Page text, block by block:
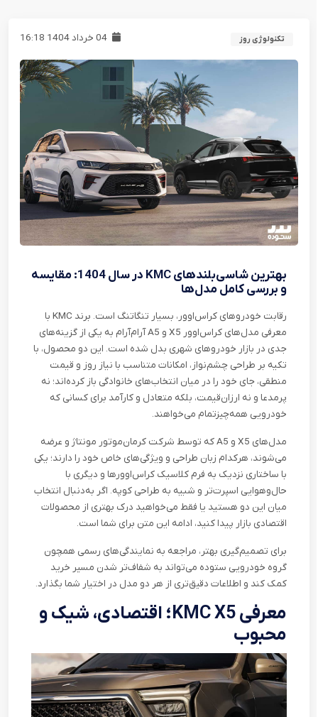
تکنولوژی روز
بهترین شاسی‌بلندهای KMC در سال 1404: مقایسه
و بررسی کامل مدل‌ها
رقابت خودروهای کراس‌اوور، بسیار تنگاتنگ است. برند KMC با
معرفی مدل‌های کراس‌اوور X5 و A5آرام‌آرام به یکی از گزینه‌های
جدی در بازار خودروهای شهری بدل شده است. این دو محصول، با
تکیه بر طراحی چشم‌نواز، امکانات متناسب با نیاز روز و قیمت
منطقی، جای خود را در میان انتخاب‌های خانوادگی باز کرده‌اند؛ نه
پرمدعا و نه ارزان‌قیمت، بلکه متعادل و کارآمد برای کسانی که
خودرویی همه‌چیزتمام می‌خواهند.
مدل‌های X5 و A5که توسط شرکت کرمان‌موتور مونتاژ و عرضه
می‌شوند، هرکدام زبان طراحی و ویژگی‌های خاص خود را دارند؛ یکی
با ساختاری نزدیک به فرم کلاسیک کراس‌اوورها و دیگری با
حال‌وهوایی اسپرت‌تر و شبیه به طراحی کوپه. اگر به‌دنبال انتخاب
میان این دو هستید یا فقط می‌خواهید درک بهتری از محصولات
اقتصادی بازار پیدا کنید، ادامه این متن برای شما است.
برای تصمیم‌گیری بهتر، مراجعه به نمایندگی‌های رسمی همچون
گروه خودرویی ستوده می‌تواند به شفاف‌تر شدن مسیر خرید
کمک کند و اطلاعات دقیق‌تری از هر دو مدل در اختیار شما بگذارد.
معرفیKMC X5؛ اقتصادی، شیک و
محبوب